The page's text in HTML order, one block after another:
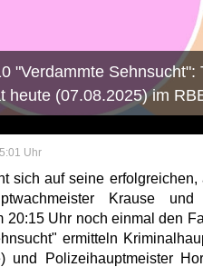
"Verdammte Sehnsucht":
heute (07.08.2025) im
Uhr
sich auf seine
Krause
20:15 Uhr noch einmal den
ermitteln
und Polizeihauptmeister